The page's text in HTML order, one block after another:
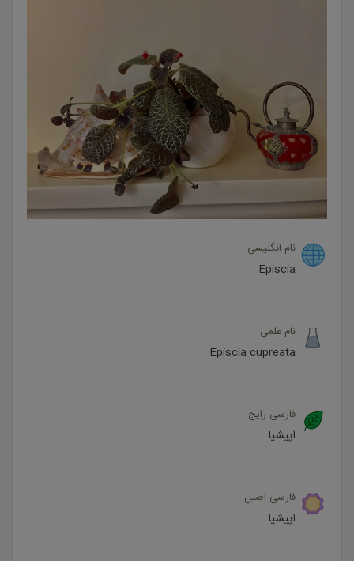
نام انگلیسی
Episcia
نام علمی
Episcia cupreata
فارسی رایج
اپیشیا
فارسی اصیل
اپیشیا